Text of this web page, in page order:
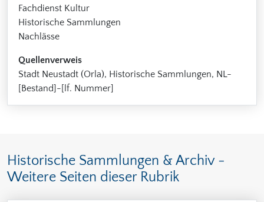
Fachdienst Kultur
Historische Sammlungen
Nachlässe
Quellenverweis
Stadt Neustadt (Orla), Historische Sammlungen, NL-
[Bestand]-[lf. Nummer]
Historische Sammlungen & Archiv -
Weitere Seiten dieser Rubrik